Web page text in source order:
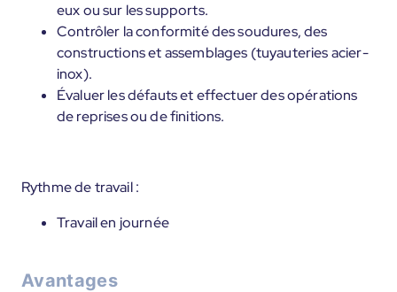
eux ou sur les supports.
Contrôler la conformité des soudures, des
constructions et assemblages (tuyauteries acier-
inox).
Évaluer les défauts et effectuer des opérations
de reprises ou de finitions.
Rythme de travail :
Travail en journée
Avantages